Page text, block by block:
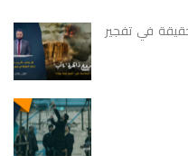
في تفجير